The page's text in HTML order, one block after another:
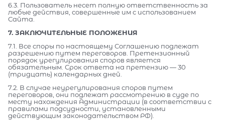
6.3. Пользователь несет полную ответственность за
любые действия, совершенные им с использованием
Сайта.
7. ЗАКЛЮЧИТЕЛЬНЫЕ ПОЛОЖЕНИЯ
7.1. Все споры по настоящему Соглашению подлежат
разрешению путем переговоров. Претензионный
порядок урегулирования споров является
обязательным. Срок ответа на претензию — 30
(тридцать) календарных дней.
7.2. В случае неурегулирования споров путем
переговоров, они подлежат рассмотрению в суде по
месту нахождения Администрации (в соответствии с
правилами подсудности, установленными
действующим законодательством РФ).